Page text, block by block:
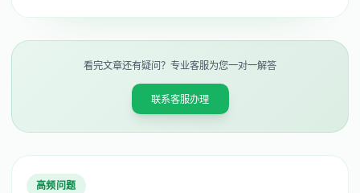
看完文章还有疑问？专业客服为您一对一解答
联系客服办理
高频问题